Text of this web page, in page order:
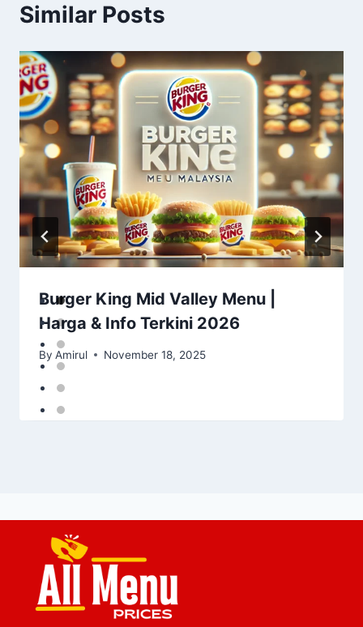
Similar Posts
Burger King Mid Valley Menu |
Harga & Info Terkini 2026
By Amirul November 18, 2025